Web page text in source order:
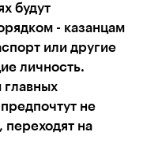
будут
- казанцам
или другие
личность.
главных
не
переходят на